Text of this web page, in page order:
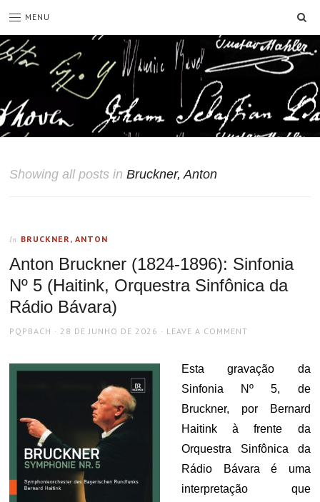
MENU
Showing all posts inBruckner, Anton
In BRUCKNER, ANTON
Anton Bruckner (1824-1896): Sinfonia
Nº 5 (Haitink, Orquestra Sinfônica da
Rádio Bávara)
AUTHOR
PQPBACH
POSTED
28 DE JUNHO DE 2026 LEAVE A COMMENT
Esta gravação da
Sinfonia Nº 5, de
Bruckner, por Bernard
Haitink à frente da
Orquestra Sinfônica da
Rádio Bávara é uma
interpretação que